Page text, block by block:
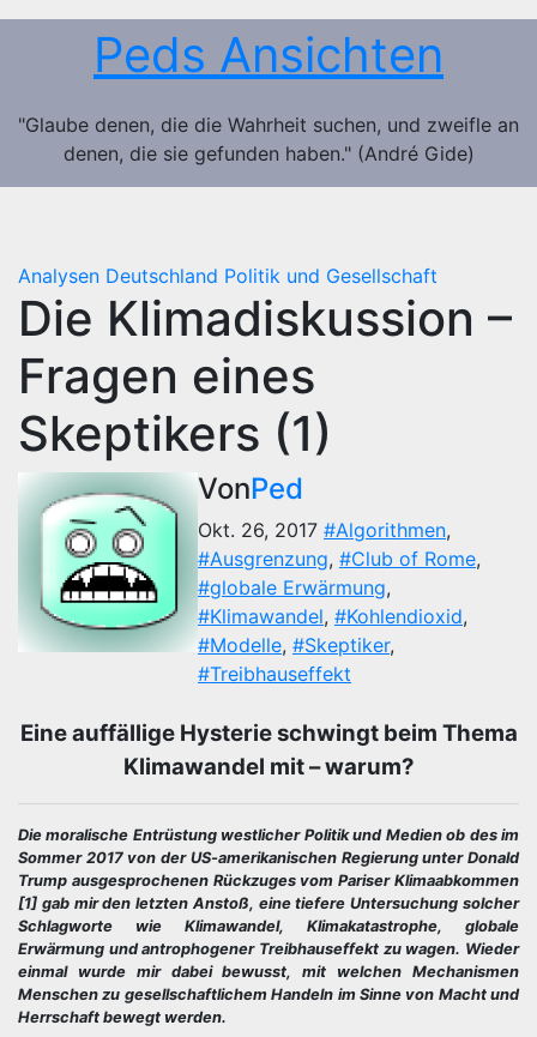
Zum
Peds Ansichten
"Glaube denen, die die Wahrheit suchen, und zweifle an
denen, die sie gefunden haben." (André Gide)
Analysen Deutschland Politik und Gesellschaft
Die Klimadiskussion –
Fragen eines
Skeptikers (1)
VonPed
Okt. 26, 2017 #Algorithmen,
#Ausgrenzung, #Club of Rome,
#globale Erwärmung,
#Klimawandel, #Kohlendioxid,
#Modelle, #Skeptiker,
#Treibhauseffekt
Eine auffällige Hysterie schwingt beim Thema
Klimawandel mit – warum?
Die moralische Entrüstung westlicher Politik und Medien ob des im
Sommer 2017 von der US-amerikanischen Regierung unter Donald
Trump ausgesprochenen Rückzuges vom Pariser Klimaabkommen
[1] gab mir den letzten Anstoß, eine tiefere Untersuchung solcher
Schlagworte wie Klimawandel, Klimakatastrophe, globale
Erwärmung und antrophogener Treibhauseffekt zu wagen. Wieder
einmal wurde mir dabei bewusst, mit welchen Mechanismen
Menschen zu gesellschaftlichem Handeln im Sinne von Macht und
Herrschaft bewegt werden.